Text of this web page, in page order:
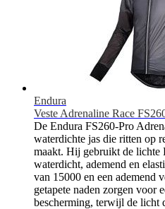
Endura
Veste Adrenaline Race
De Endura FS260-Pro
waterdichte jas die ritten op
maakt. Hij gebruikt de lichte
waterdicht, ademend en
van 15000 en een ademend
getapete naden zorgen voor
bescherming, terwijl de licht